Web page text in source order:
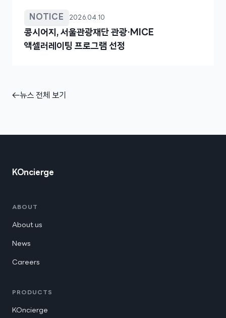
NOTICE 2026.04.10
콩시어지, 서울관광재단 관광·MICE
액셀러레이팅 프로그램 선정
←뉴스 전체 보기
KOncierge
ABOUT
About us
News
Careers
PRODUCTS
KOncierge